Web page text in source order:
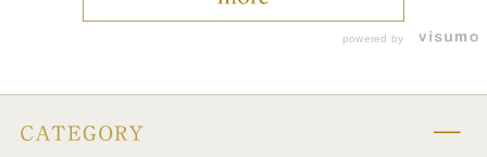
powered by